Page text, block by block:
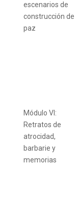
escenarios de
construcción de
paz
Módulo VI:
Retratos de
atrocidad,
barbarie y
memorias